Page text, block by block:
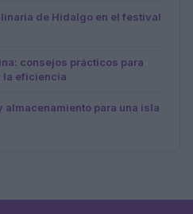
de Hidalgo en el festival
consejos prácticos para
la eficiencia
para una isla